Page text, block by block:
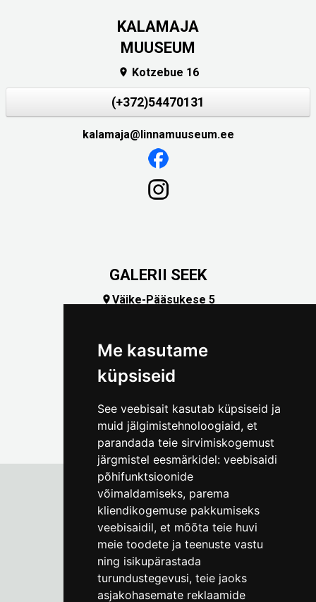
Me kasutame
küpsiseid
See veebisait kasutab küpsiseid ja
muid jälgimistehnoloogiaid, et
parandada teie sirvimiskogemust
järgmistel eesmärkidel: veebisaidi
põhifunktsioonide
võimaldamiseks, parema
kliendikogemuse pakkumiseks
veebisaidil, et mõõta teie huvi
meie toodete ja teenuste vastu
ning isikupärastada
turundustegevusi, teie jaoks
asjakohasemate reklaamide
KALAMAJA
MUUSEUM
 Kotzebue 16
(+372)54470131
kalamaja@linnamuuseum.ee
GALERII SEEK
Väike-Pääsukese 5
Tallinna Linnamuuseum
Vene 17
E-R kell 9-17(+372) 610 4178